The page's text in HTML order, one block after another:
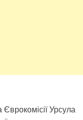
Урсула